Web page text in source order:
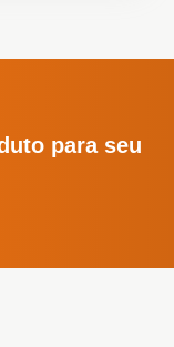
para seu